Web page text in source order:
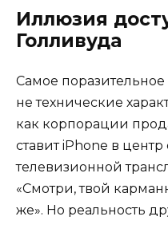
Иллюзия
Голливуда
Самое
не технические
как корпорации
ставит iPhone в
телевизионной
«Смотри, твой
же». Но реальность